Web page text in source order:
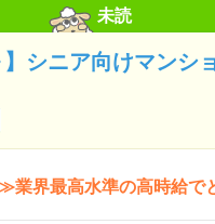
未読
】シニア向けマンシ
界最高水準の高時給で